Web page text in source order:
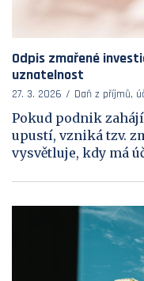
Odpis zmařené
uznatelnost
27. 3. 2026 Daň z příjmů,
Pokud podnik
upustí, vzniká tzv.
vysvětluje, kdy má